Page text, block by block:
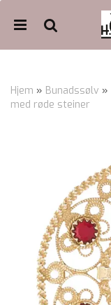
Hjem » Bunadssølv »
med røde steiner